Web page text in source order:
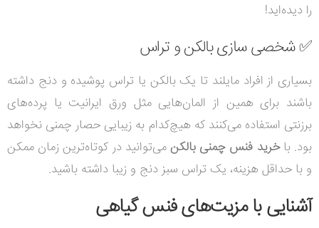
را دیده‌اید!
✅ شخصی سازی بالکن و تراس
بسیاری از افراد مایلند تا یک بالکن یا تراس پوشیده و دنج داشته
باشند برای همین از المان‌هایی مثل ورق ایرانیت یا پرده‌های
برزنتی استفاده می‌کنند که هیچ‌کدام به زیبایی حصار چمنی نخواهد
بود. باخرید فنس چمنی بالکنمی‌توانید در کوتاه‌ترین زمان ممکن
و با حداقل هزینه، یک تراس سبز دنج و زیبا داشته باشید.
آشنایی با مزیت‌های فنس گیاهی